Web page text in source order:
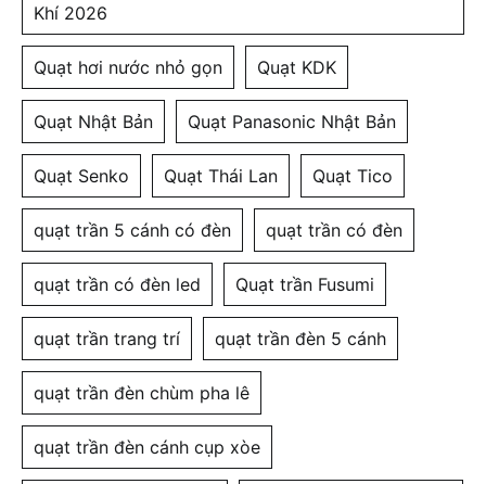
Khí 2026
Quạt hơi nước nhỏ gọn Quạt KDK
Quạt Nhật Bản Quạt Panasonic Nhật Bản
Quạt Senko Quạt Thái Lan Quạt Tico
quạt trần 5 cánh có đèn quạt trần có đèn
quạt trần có đèn led Quạt trần Fusumi
quạt trần trang trí quạt trần đèn 5 cánh
quạt trần đèn chùm pha lê
quạt trần đèn cánh cụp xòe